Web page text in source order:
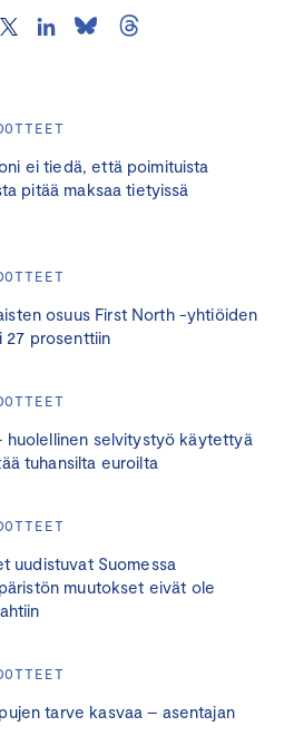
ei tiedä, että poimituista
pitää maksaa tietyissä
osuus First North -yhtiöiden
27 prosenttiin
huolellinen selvitystyö käytettyä
tuhansilta euroilta
uudistuvat Suomessa
muutokset eivät ole
tarve kasvaa – asentajan